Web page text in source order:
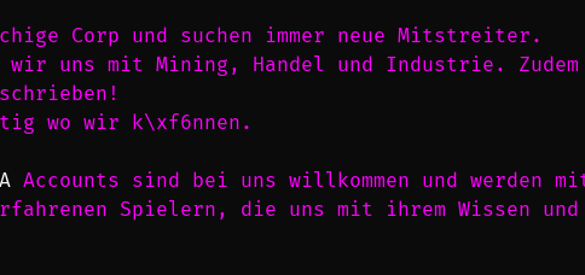
Corp und suchen immer neue Mitstreiter.
uns mit Mining, Handel und Industrie. Zudem
wo wir k\xf6nnen.
Accounts sind bei uns willkommen und werden
Spielern, die uns mit ihrem Wissen